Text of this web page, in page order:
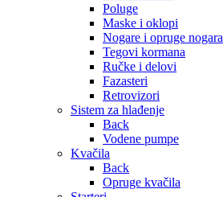
Poluge
Maske i oklopi
Nogare i opruge nogara
Tegovi kormana
Ručke i delovi
Fazasteri
Retrovizori
Sistem za hlađenje
Back
Vodene pumpe
Kvačila
Back
Opruge kvačila